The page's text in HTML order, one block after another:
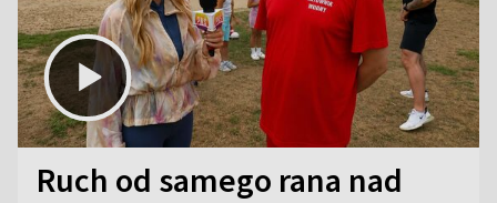
Ruch od samego rana nad